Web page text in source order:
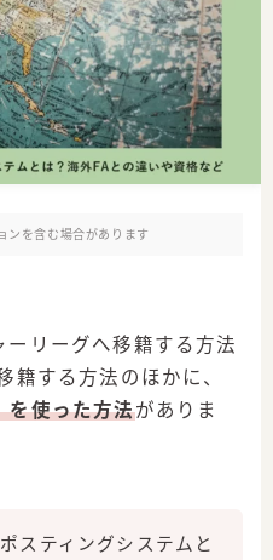
ンを含む場合があります
ーリーグへ移籍する方法
籍する方法のほかに、
を使った方法がありま
スティングシステムと